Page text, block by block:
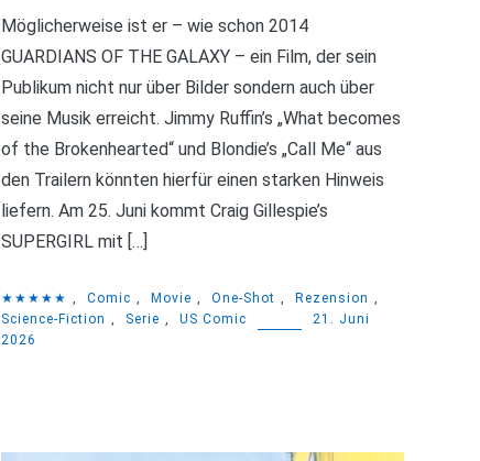
Möglicherweise ist er – wie schon 2014
GUARDIANS OF THE GALAXY – ein Film, der sein
Publikum nicht nur über Bilder sondern auch über
seine Musik erreicht. Jimmy Ruffin’s „What becomes
of the Brokenhearted“ und Blondie’s „Call Me“ aus
den Trailern könnten hierfür einen starken Hinweis
liefern. Am 25. Juni kommt Craig Gillespie’s
SUPERGIRL mit […]
★★★★★ , Comic , Movie , One-Shot , Rezension ,
Science-Fiction , Serie , US Comic
21. Juni
2026